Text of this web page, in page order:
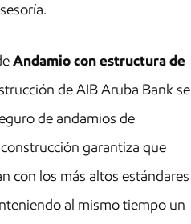
Andamio con estructura de
de AIB Aruba Bank se
de andamios de
garantiza que
con los más altos estándares
al mismo tiempo un